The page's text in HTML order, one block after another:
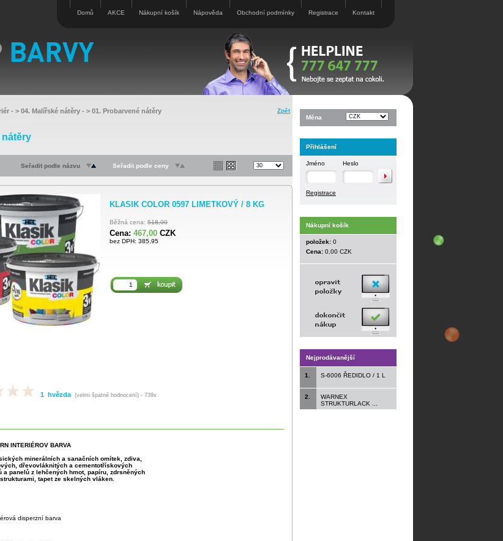
Domů AKCE Nákupní košík Nápověda Obchodní podmínky Registrace Kontakt
- > 04. Malířské nátěry - > 01. Probarvené nátěry Zpět
nátěry
Seřadit podle názvu Seřadit podle ceny
KLASIK COLOR 0597 LIMETKOVÝ / 8 KG
Běžná cena: 518,00
Cena: 467,00 CZK
bez DPH: 385,95
1 hvězda (velmi špatné hodnocení) - 739x
INTERIÉROV BARVA
minerálních a sanačních omítek, zdiva,
dřevovláknitých a cementotřískových
a panelů z lehčených hmot, papíru, zdrsněných
tapet ze skelných vláken.
disperzní barva
Měna
Přihlášení
Jméno Heslo
Registrace
Nákupní košík
položek: 0
Cena: 0,00 CZK
Nejprodávanější
1. S-6006 ŘEDIDLO / 1 L
2.
WARNEX
STRUKTURLACK ...